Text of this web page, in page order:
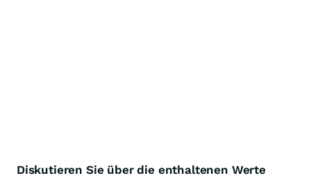
Diskutieren Sie über die enthaltenen Werte